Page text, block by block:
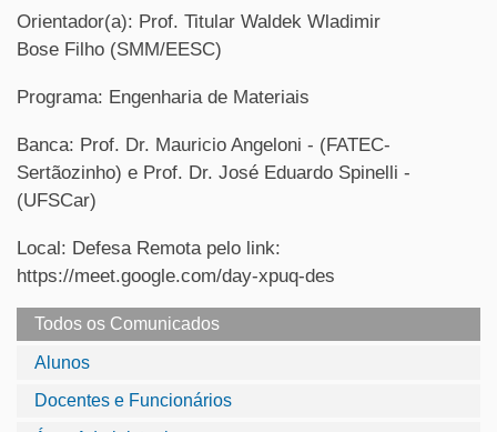
Todos os Comunicados
Alunos
Docentes e Funcionários
Orientador(a): Prof. Titular Waldek Wladimir
Bose Filho (SMM/EESC)
Programa: Engenharia de Materiais
Banca: Prof. Dr. Mauricio Angeloni - (FATEC-
Sertãozinho) e Prof. Dr. José Eduardo Spinelli -
(UFSCar)
Local: Defesa Remota pelo link:
https://meet.google.com/day-xpuq-des